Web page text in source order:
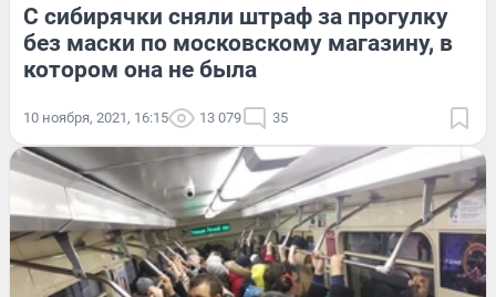
С сибирячки сняли штраф за прогулку
без маски по московскому магазину, в
котором она не была
10 ноября, 2021, 16:15 13 079 35